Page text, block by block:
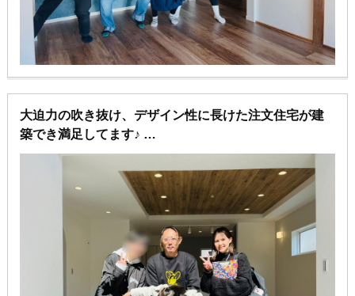
大迫力の吹き抜け、デザイン性に長けた注文住宅が建
築でき満足してます♪
土地探しから、建物の建築、住宅ローン含め全てやっ
ていただき助かりました♪